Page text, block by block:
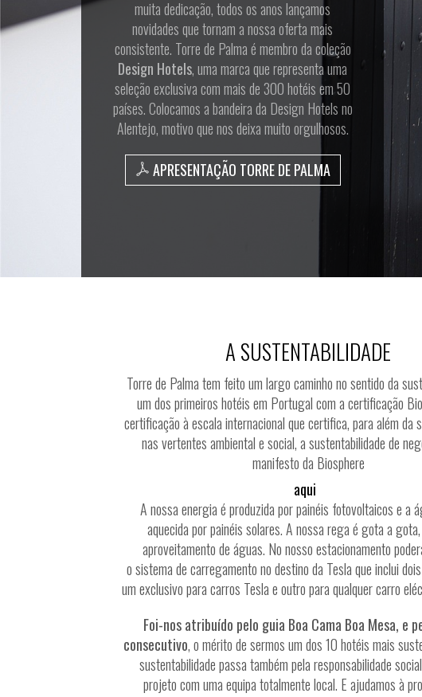
muita dedicação, todos os anos lançamos
novidades que tornam a nossa oferta mais
consistente. Torre de Palma é membro da coleção
Design Hotels, uma marca que representa uma
seleção exclusiva com mais de 300 hotéis em 50
países. Colocamos a bandeira da Design Hotels no
Alentejo, motivo que nos deixa muito orgulhosos.
APRESENTAÇÃO TORRE DE PALMA
A SUSTENTABILIDADE
Torre de Palma tem feito um largo caminho no sentido da
um dos primeiros hotéis em Portugal com a certificação
certificação à escala internacional que certifica, para além da
nas vertentes ambiental e social, a sustentabilidade de
manifesto da Biosphere
aqui
A nossa energia é produzida por painéis fotovoltaicos e a
aquecida por painéis solares. A nossa rega é gota a
aproveitamento de águas. No nosso estacionamento
osistema de carregamento no destino da Tesla que inclui
um exclusivo para carros Tesla e outro para qualquer carro
Foi-nos atribuído pelo guia Boa Cama Boa Mesa, e
consecutivo, o mérito de sermos um dos 10 hotéis mais
sustentabilidade passa também pela responsabilidade
projeto com uma equipa totalmente local. E ajudamos à